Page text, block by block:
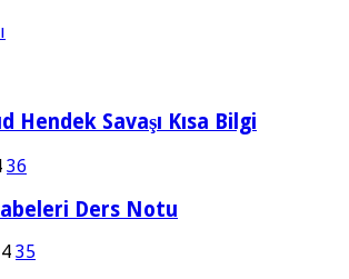
Hendek Savaşı Kısa Bilgi
36
Ders Notu
35